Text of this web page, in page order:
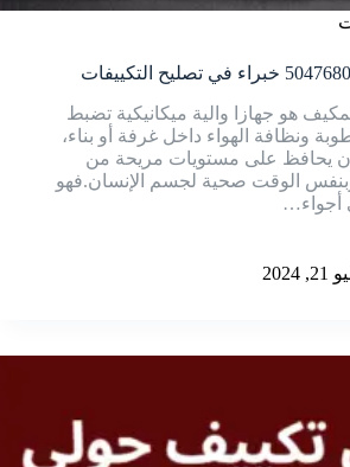
هو جهازا والية ميكانيكية تضبط
ونظافة الهواء داخل غرفة أو بناء،
يحافظ على مستويات مريحة من
وبنفس الوقت صحية لجسم الإنسان.فهو
أجواء…
2024